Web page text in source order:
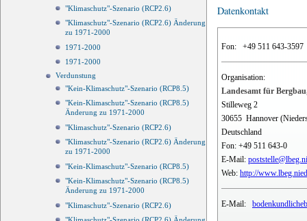
"Klimaschutz"-Szenario (RCP2.6)
"Klimaschutz"-Szenario (RCP2.6) Änderung
zu 1971-2000
1971-2000
1971-2000
Verdunstung
"Kein-Klimaschutz"-Szenario (RCP8.5)
"Kein-Klimaschutz"-Szenario (RCP8.5)
Änderung zu 1971-2000
"Klimaschutz"-Szenario (RCP2.6)
"Klimaschutz"-Szenario (RCP2.6) Änderung
zu 1971-2000
"Kein-Klimaschutz"-Szenario (RCP8.5)
"Kein-Klimaschutz"-Szenario (RCP8.5)
Änderung zu 1971-2000
"Klimaschutz"-Szenario (RCP2.6)
Datenkontakt
Fon: +49 511 643-3597
Organisation:
Landesamt für
Stilleweg 2
30655 Hannover
Deutschland
Fon: +49 511 643-0
E-Mail:
Web: http://
E-Mail: